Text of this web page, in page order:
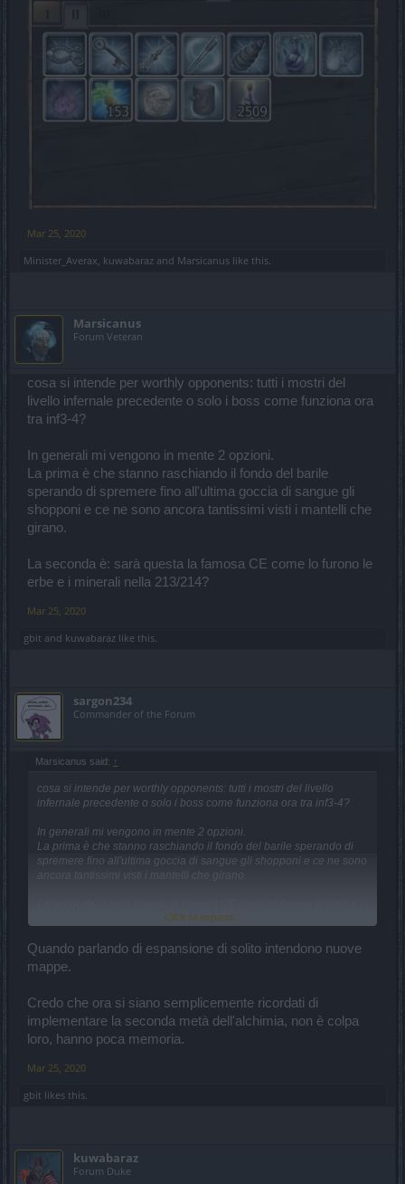
Mar 25, 2020
Minister_Averax kuwabaraz and Marsicanus like this.
Marsicanus
Forum Veteran
cosa si intende per worthly opponents: tutti i mostri del
livello infernale precedente o solo i boss come funziona ora
tra inf3-4?
In generali mi vengono in mente 2 opzioni.
La prima è che stanno raschiando il fondo del barile
sperando di spremere fino all'ultima goccia di sangue gli
shopponi e ce ne sono ancora tantissimi visti i mantelli che
girano.
La seconda è: sarà questa la famosa CE come lo furono le
erbe e i minerali nella 213/214?
Mar 25, 2020
gbit and kuwabaraz like this.
sargon234
Commander of the Forum
Marsicanus said: ↑
cosa si intende per worthly opponents: tutti i mostri del livello
infernale precedente o solo i boss come funziona ora tra inf3-4?
In generali mi vengono in mente 2 opzioni.
La prima è che stanno raschiando il fondo del barile sperando di
spremere fino all'ultima goccia di sangue gli shopponi e ce ne sono
ancora tantissimi visti i mantelli che girano.
Click to expand...
Quando parlando di espansione di solito intendono nuove
mappe.
Credo che ora si siano semplicemente ricordati di
implementare la seconda metà dell'alchimia, non è colpa
loro, hanno poca memoria.
Mar 25, 2020
gbit likes this.
kuwabaraz
Forum Duke